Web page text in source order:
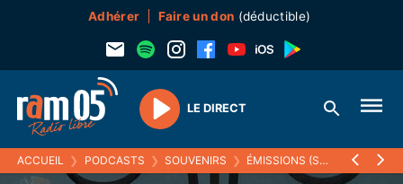
Adhérer Faire un don (déductible)
Play
LE DIRECT
ACCUEIL ❯ PODCASTS ❯ SOUVENIRS ❯ ÉMISSIONS (SOUVENIRS) ❯